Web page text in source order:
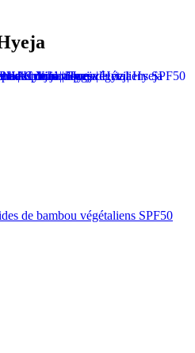
de bambou végétaliens SPF50